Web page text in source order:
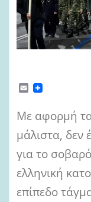
E
i
Με αφορμή
μάλιστα, δεν
για το
ελληνική
επίπεδο